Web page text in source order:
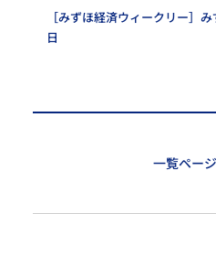
［みずほ経済ウィークリー］
日
一覧ペー